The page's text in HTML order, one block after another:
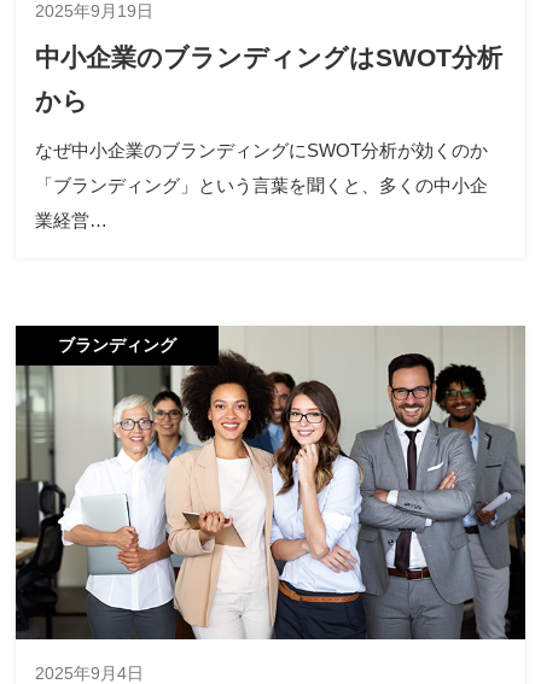
2025年9月19日
中小企業のブランディングはSWOT分析
から
なぜ中小企業のブランディングにSWOT分析が効くのか
「ブランディング」という言葉を聞くと、多くの中小企
業経営…
ブランディング
2025年9月4日